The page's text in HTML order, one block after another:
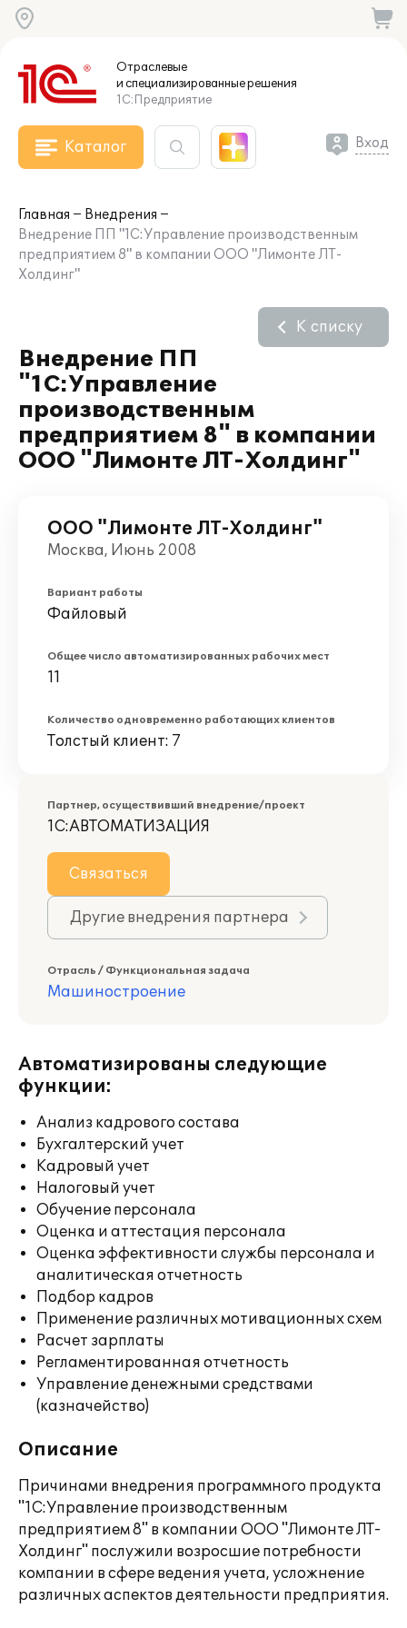
Отраслевые
и специализированныерешения
1С:Предприятие
Каталог Вход
Главная
Внедрения
Внедрение ПП "1С:Управление производственным
предприятием 8" в компании ООО "Лимонте ЛТ-
Холдинг"
Внедрение ПП
"1С:Управление
производственным
предприятием 8" в компании
ООО "Лимонте ЛТ-Холдинг"
К списку
ООО "Лимонте ЛТ-Холдинг"
Москва, Июнь 2008
Вариант работы
Файловый
Общее число автоматизированных рабочих мест
11
Количество одновременно работающих клиентов
Толстый клиент: 7
Партнер, осуществивший внедрение/проект
1С:АВТОМАТИЗАЦИЯ
Связаться
Другие внедрения партнера
Отрасль / Функциональная задача
Машиностроение
Автоматизированы следующие
функции:
Анализ кадрового состава
Бухгалтерский учет
Кадровый учет
Налоговый учет
Обучение персонала
Оценка и аттестация персонала
Оценка эффективности службы персонала и
аналитическая отчетность
Подбор кадров
Применение различных мотивационных схем
Расчет зарплаты
Регламентированная отчетность
Управление денежными средствами
(казначейство)
Описание
Причинами внедрения программного продукта
"1С:Управление производственным
предприятием 8" в компании ООО "Лимонте ЛТ-
Холдинг" послужили возросшие потребности
компании в сфере ведения учета, усложнение
различных аспектов деятельности предприятия.